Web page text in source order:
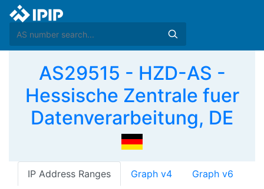
AS29515 - HZD-AS -
Hessische Zentrale fuer
Datenverarbeitung, DE
IP Address Ranges Graph v4 Graph v6